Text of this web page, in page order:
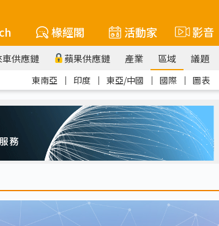
椽經閣 活動家 影音
車供應鏈 蘋果供應鏈 產業 區域 議題
東南亞 ｜ 印度 ｜ 東亞/中國 ｜ 國際 ｜ 圖表